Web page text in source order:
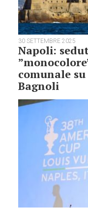
30 SETTEMBRE 2025
Napoli:
comunale su
Bagnoli